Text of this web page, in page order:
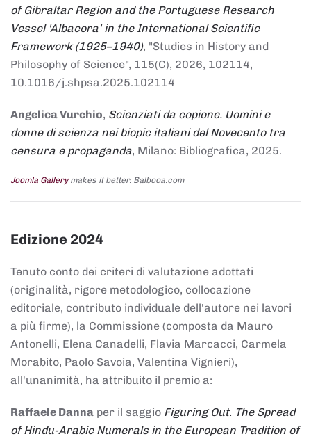
of Gibraltar Region and the Portuguese Research
Vessel 'Albacora' in the International Scientific
Framework (1925–1940), "Studies in History and
Philosophy of Science", 115(C), 2026, 102114,
10.1016/j.shpsa.2025.102114
Angelica Vurchio, Scienziati da copione. Uomini e
donne di scienza nei biopic italiani del Novecento tra
censura e propaganda, Milano: Bibliografica, 2025.
Joomla Gallerymakes it better. Balbooa.com
Edizione 2024
Tenuto conto dei criteri di valutazione adottati
(originalità, rigore metodologico, collocazione
editoriale, contributo individuale dell'autore nei lavori
a più firme), la Commissione (composta da Mauro
Antonelli, Elena Canadelli, Flavia Marcacci, Carmela
Morabito, Paolo Savoia, Valentina Vignieri),
all'unanimità, ha attribuito il premio a:
Raffaele Danna per il saggio Figuring Out. The Spread
of Hindu-Arabic Numerals in the European Tradition of